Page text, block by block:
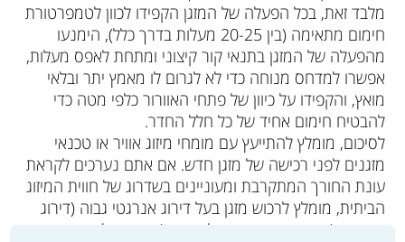
מלבד זאת, בכל הפעלה של המזגן הקפידו לכוון לטמפרטורת
חימום מתאימה (בין 20-25 מעלות בדרך כלל), הימנעו
מהפעלה של המזגן בתנאי קור קיצוני ומתחת לאפס מעלות,
אפשרו למדחס מנוחה כדי לא לגרום לו מאמץ יתר ובלאי
מואץ, והקפידו על כיוון של פתחי האוורור כלפי מטה כדי
להבטיח חימום אחיד של כל חלל החדר.
לסיכום, מומלץ להתייעץ עם מומחי מיזוג אוויר או טכנאי
מזגנים לפני רכישה של מזגן חדש. אם אתם נערכים לקראת
עונת החורך המתקרבת ומעוניינים בשדרוג של חווית המיזוג
הביתית, מומלץ לרכוש מזגן בעל דירוג אנרגטי גבוה (דירוג
אנרגטי A הוא הגבוה והמומלץ ביותר), וכמובן להתאים את